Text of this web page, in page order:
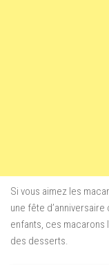
Si vous aimez les
une fête
enfants, ces
des desserts.